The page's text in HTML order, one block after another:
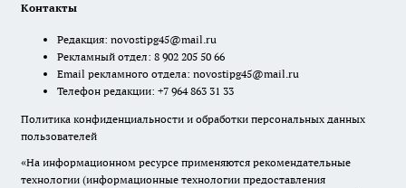
Контакты
Редакция: novostipg45@mail.ru
Рекламный отдел: 8 902 205 50 66
Email рекламного отдела: novostipg45@mail.ru
Телефон редакции: +7 964 863 31 33
Политика конфиденциальности и обработки персональных данных
пользователей
«На информационном ресурсе применяются рекомендательные
технологии (информационные технологии предоставления